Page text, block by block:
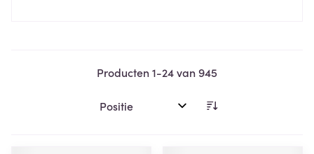
Producten1-24van945
Sorteer op: